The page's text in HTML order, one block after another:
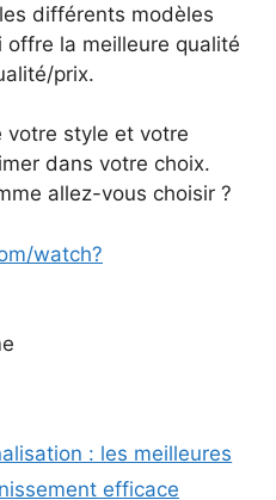
différents modèles
la meilleure qualité
prix.
votre style et votre
dans votre choix.
allez-vous choisir ?
watch?
: les meilleures
efficace